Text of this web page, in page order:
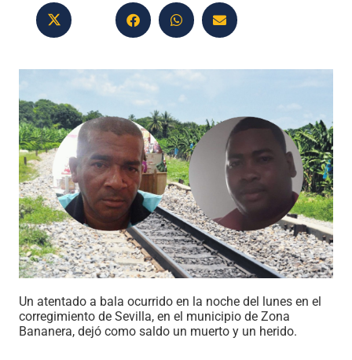
Un atentado a bala ocurrido en la noche del lunes en el
corregimiento de Sevilla, en el municipio de Zona
Bananera, dejó como saldo un muerto y un herido.